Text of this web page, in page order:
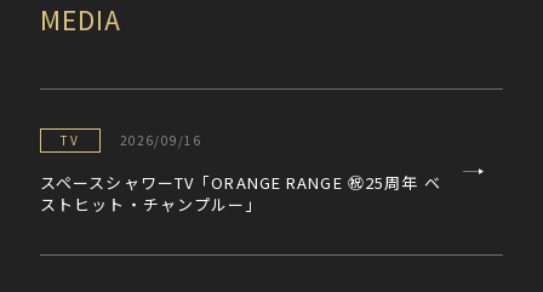
MEDIA
TV 2026/09/16
スペースシャワーTV「ORANGE RANGE ㊗25周年 ベ
ストヒット・チャンプルー」